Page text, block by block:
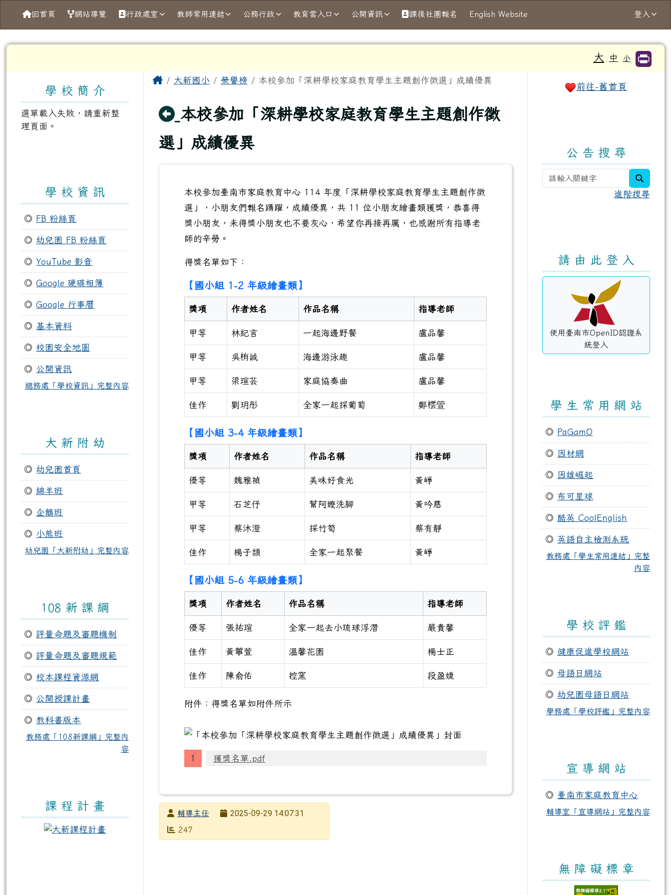
臺南市大新國小
導覽列
回首頁 網站導覽 行政處室 教師常用連結 公務行政 教育雲入口 公開資訊 課後社團報名 English Website 登入
大 中 小
左邊區域內容
學 校 簡 介
選單載入失敗，請重新整
理頁面。
學 校 資 訊
◎ FB 粉絲頁
◎ 幼兒園 FB 粉絲頁
◎YouTube 影音
◎Google 硬碟相簿
◎Google 行事曆
◎ 基本資料
◎ 校園安全地圖
◎ 公開資訊
總務處「學校資訊」完整內容
大 新 附 幼
◎ 幼兒園首頁
◎ 綿羊班
◎ 企鵝班
◎ 小熊班
幼兒園「大新附幼」完整內容
108 新 課 綱
◎評量命題及審題機制
◎評量命題及審題規範
◎ 校本課程資源網
◎ 公開授課計畫
◎教科書版本
教務處「108新課綱」完整內
容
課 程 計 畫
主內容區域
Home大新國小 榮譽榜 本校參加「深耕學校家庭教育學生主題創作徵選」成績優異
回上頁
本校參加「深耕學校家庭教育學生主題創作徵
選」成績優異
本校參加臺南市家庭教育中心 114 年度「深耕學校家庭教育學生主題創作徵
選」，小朋友們報名踴躍，成績優異，共 11 位小朋友繪畫類獲獎，恭喜得
獎小朋友，未得獎小朋友也不要灰心，希望你再接再厲，也感謝所有指導老
師的辛勞。
得獎名單如下：
【國小組 1-2 年級繪畫類】
獎項 作者姓名 作品名稱 指導老師
甲等 林紀言 一起海邊野餐 盧品馨
甲等 吳栯誠 海邊游泳趣 盧品馨
甲等 梁瑄芸 家庭協奏曲 盧品馨
佳作 劉玥彤 全家一起採葡萄 鄭橒箮
【國小組 3-4 年級繪畫類】
獎項 作者姓名 作品名稱 指導老師
優等 魏雅禎 美味好食光 黃崢
甲等 石芝伃 幫阿嬤洗腳 黃吟慈
甲等 蔡沐澄 採竹筍 蔡有靜
佳作 楊子頡 全家一起聚餐 黃崢
【國小組 5-6 年級繪畫類】
獎項 作者姓名 作品名稱 指導老師
優等 張祐瑄 全家一起去小琉球浮潛 嚴貴馨
佳作 黃薴萱 溫馨花園 楊士正
佳作 陳俞佑 控窯 段盈婕
附件：得獎名單如附件所示
獲獎名單.pdf
發布者輔導主任
發布日期
2025-09-29 14:07:31
瀏覽次數
247
右邊區域內容
前往-舊首頁
公 告 搜 尋
進階搜尋
請 由 此 登 入
使用臺南市OpenID認證系
統登入
學 生 常 用 網 站
◎ PaGamO
◎ 因材網
◎ 因雄崛起
◎布可星球
◎ 酷英 CoolEnglish
◎ 英語自主檢測系統
教務處「學生常用連結」完整
內容
學 校 評 鑑
◎健康促進學校網站
◎母語日網站
◎ 幼兒園母語日網站
學務處「學校評鑑」完整內容
宣 導 網 站
◎ 臺南市家庭教育中心
輔導室「宣導網站」完整內容
無 障 礙 標 章
頁尾區域